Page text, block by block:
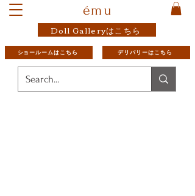
ému
Doll Galleryはこちら
ショールームはこちら デリバリーはこちら